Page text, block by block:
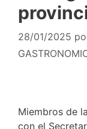
28/01/2025
Miembros de
con el